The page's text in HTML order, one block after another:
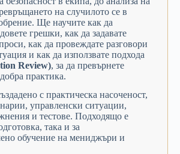
на случилото се в
Ще научите как да
грешки, как да задавате
как да провеждате разговори
и как да използвате подхода
Review), за да превърнете
добра практика.
с практическа насоченост,
управленски ситуации,
и тестове. Подходящо е
така и за
обучение на мениджъри и